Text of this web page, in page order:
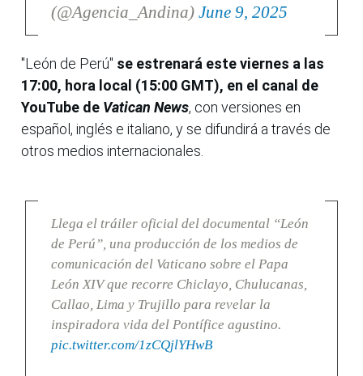
(@Agencia_Andina) June 9, 2025
"León de Perú" se estrenará este viernes a las
17:00, hora local (15:00 GMT), en el canal de
YouTube de Vatican News, con versiones en
español, inglés e italiano, y se difundirá a través de
otros medios internacionales.
Llega el tráiler oficial del documental “León
de Perú”, una producción de los medios de
comunicación del Vaticano sobre el Papa
León XIV que recorre Chiclayo, Chulucanas,
Callao, Lima y Trujillo para revelar la
inspiradora vida del Pontífice agustino.
pic.twitter.com/1zCQjlYHwB